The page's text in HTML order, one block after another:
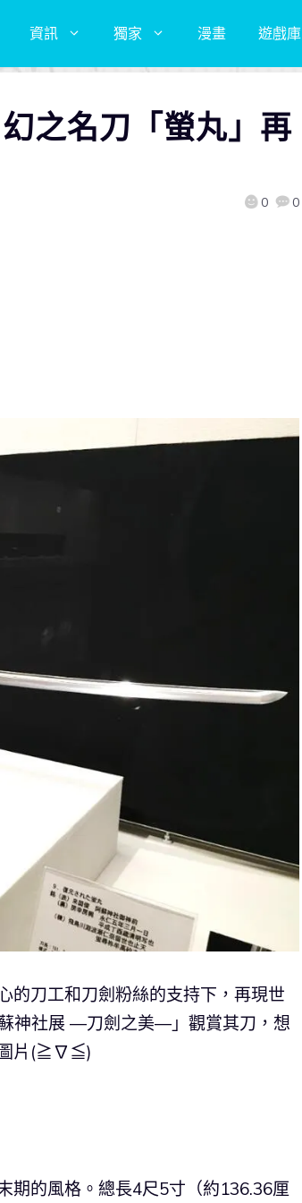
資訊 獨家 漫畫 遊戲庫
之名刀「螢丸」再
0 0
的刀工和刀劍粉絲的支持下，再現世
神社展 ―刀劍之美―」觀賞其刀，想
圖片(≧∇≦)
期的風格。總長4尺5寸（約136.36厘